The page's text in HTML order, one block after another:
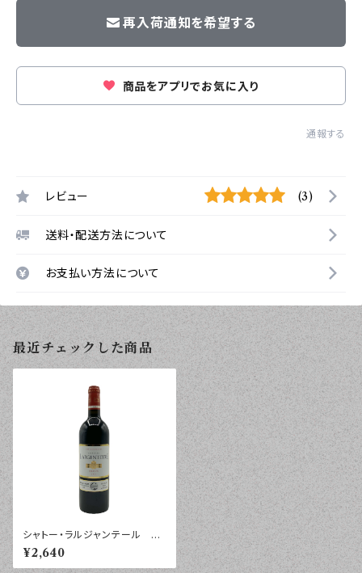
再入荷通知を希望する
商品をアプリでお気に入り
通報する
レビュー (3)
送料・配送方法について
お支払い方法について
最近チェックした商品
シャトー・ラルジャンテール メ
ドック ２０１４年 ７５０ｍｌ
¥2,640